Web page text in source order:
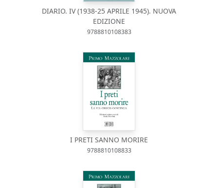
DIARIO. IV (1938-25 APRILE 1945). NUOVA
EDIZIONE
9788810108383
I PRETI SANNO MORIRE
9788810108833